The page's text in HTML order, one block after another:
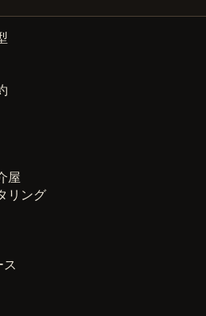
屋
リング